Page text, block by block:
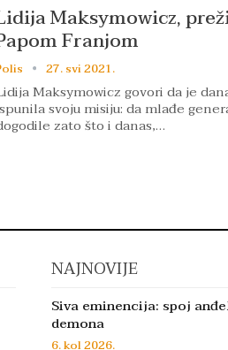
Maksymowicz,
Franjom
27. svi 2021.
Maksymowicz govori da je
svoju misiju: da mlađe
zato što i danas,…
NAJNOVIJE
Siva eminencija: spoj
demona
6. kol 2026.